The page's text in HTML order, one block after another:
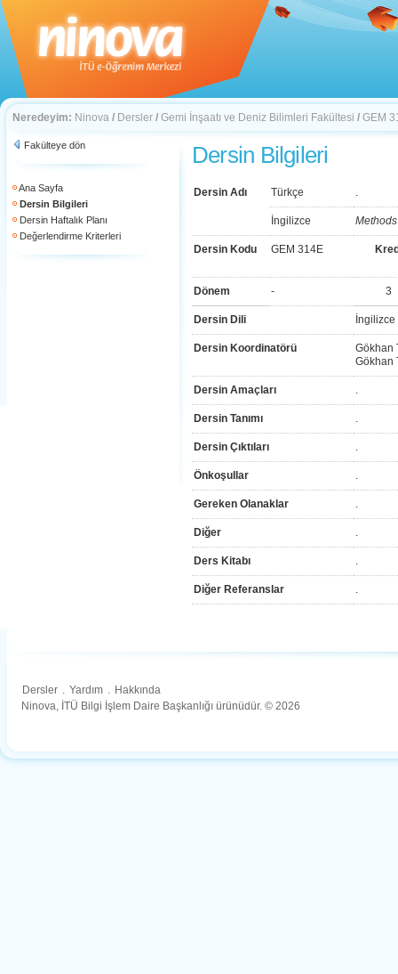
Neredeyim: Ninova / Dersler / Gemi İnşaatı ve Deniz Bilimleri Fakültesi / GEM
Fakülteye dön
Ana Sayfa
Dersin Bilgileri
Dersin Haftalık Planı
Değerlendirme Kriterleri
Dersin Bilgileri
Dersin Adı Türkçe .
İngilizce
Dersin Kodu GEM 314E
Dönem - 3
Dersin Dili İngilizce
Dersin Koordinatörü
Gökhan
Gökhan
Dersin Amaçları .
Dersin Tanımı .
Dersin Çıktıları .
Önkoşullar .
Gereken Olanaklar .
Diğer .
Ders Kitabı .
Diğer Referanslar .
Dersler . Yardım . Hakkında
Ninova, İTÜ Bilgi İşlem Daire Başkanlığı ürünüdür. © 2026